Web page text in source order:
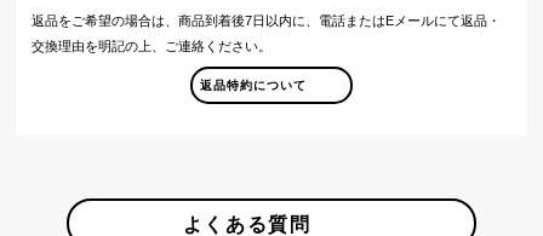
返品をご希望の場合は、商品到着後7日以内に、電話またはEメールにて返品・
交換理由を明記の上、ご連絡ください。
返品特約について
よくある質問